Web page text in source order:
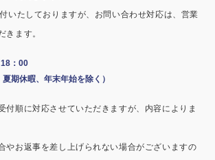
いたしておりますが、お問い合わせ対応は、営業
きます。
18：00
夏期休暇、年末年始を除く）
付順に対応させていただきますが、内容によりま
やお返事を差し上げられない場合がございますの